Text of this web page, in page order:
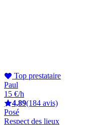
Top prestataire
Paul
15 €/h
4,89(184 avis)
Posé
Respect des lieux